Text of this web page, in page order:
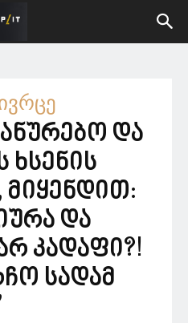
და
ხსენის
და
კადაფი?!
სადამ